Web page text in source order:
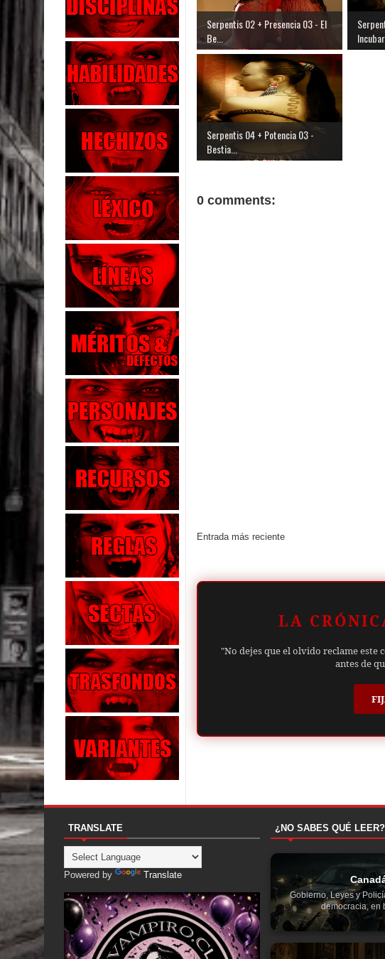
Serpentis 02 + Presencia 03 - El
Be...
Incubar...
Serpentis 04 + Potencia 03 -
Bestia...
0 comments:
Entrada más reciente
LA
"No dejes que el olvido reclame
antes de
TRANSLATE
Powered by Translate
¿NO SABES QUÉ LEER?
Gobierno, Leyes y
democracia, en